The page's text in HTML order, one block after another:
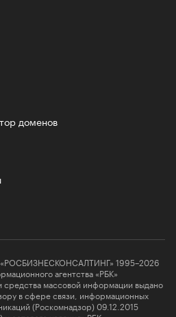
доменов
1995–2026
агентства «РБК»
средства массовой информации выдано
в сфере связи, информационных
(Роскомнадзор) 09.12.2015